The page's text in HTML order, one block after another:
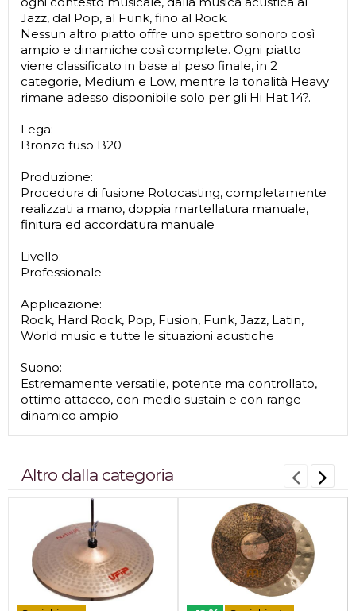
Jazz, dal Pop, al Funk, fino al Rock.
Nessun altro piatto offre uno spettro sonoro così
ampio e dinamiche così complete. Ogni piatto
viene classificato in base al peso finale, in 2
categorie, Medium e Low, mentre la tonalità Heavy
rimane adesso disponibile solo per gli Hi Hat 14?.
Lega:
Bronzo fuso B20
Produzione:
Procedura di fusione Rotocasting, completamente
realizzati a mano, doppia martellatura manuale,
finitura ed accordatura manuale
Livello:
Professionale
Applicazione:
Rock, Hard Rock, Pop, Fusion, Funk, Jazz, Latin,
World music e tutte le situazioni acustiche
Suono:
Estremamente versatile, potente ma controllato,
ottimo attacco, con medio sustain e con range
dinamico ampio
Altro dalla categoria